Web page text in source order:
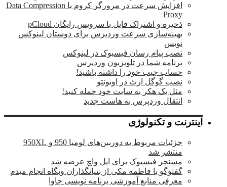
افزایش سرعت در مرورگر کروم با Data Compression
Proxy
ذخیره و اشتراک فایل با سرویس رایگان pCloud
بهینه‌سازی سرعت وردپرس برای دوستان لینوکس
نویس
نصب پیام رسان فیسبوک در لینوکس
برنامه شما در تلویزیون وردپرس
حساب جیب خود را داشته باشید!
نصب گوگل ارث در اوبونتو
مثل یک هکر به سایت خود حمله کنید!
انتقال وردپرس به هاست جدید
اینترنت و تکنولوژی
جزئیات مربوط به دوربین‌های لومیا 950 و 950XL
منتشر شد
مسنجر فیسبوک برای اپل واچ عرضه شد
گفتوگو با فاطمه مکی از بنیانگذاران وبگاه انجام میدم
معرفی منابع آموزشی برنامه نویسی جاوا